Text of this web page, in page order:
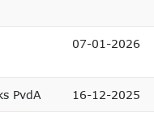
07-01-2026
PvdA 16-12-2025